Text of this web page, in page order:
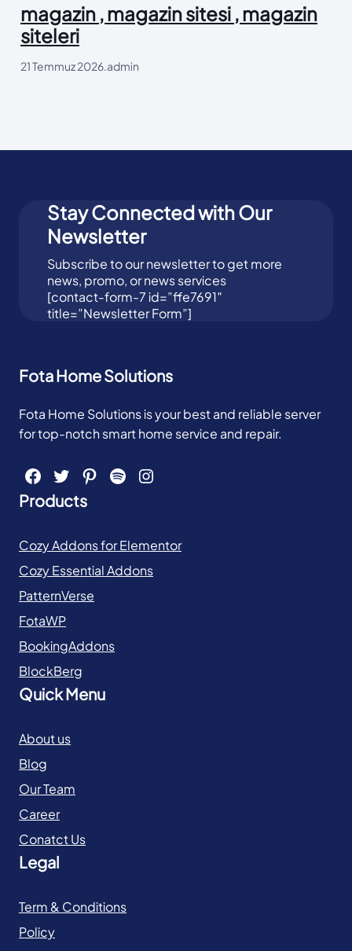
magazin , magazin sitesi , magazin
siteleri
21 Temmuz 2026 admin
Stay Connected with Our
Newsletter
Subscribe to our newsletter to get more
news, promo, or news services
[contact-form-7 id=”ffe7691″
title=”Newsletter Form”]
Fota Home Solutions
Fota Home Solutions is your best and reliable server
for top-notch smart home service and repair.
Facebook Twitter Pinterest Spotify Instagram
Products
Cozy Addons for Elementor
Cozy Essential Addons
PatternVerse
FotaWP
BookingAddons
BlockBerg
Quick Menu
About us
Blog
Our Team
Career
Conatct Us
Legal
Term & Conditions
Policy